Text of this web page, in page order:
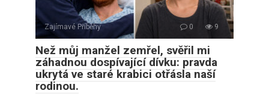
Zajímavé Příběhy 0 9
Než můj manžel zemřel, svěřil mi
záhadnou dospívající dívku: pravda
ukrytá ve staré krabici otřásla naší
rodinou.